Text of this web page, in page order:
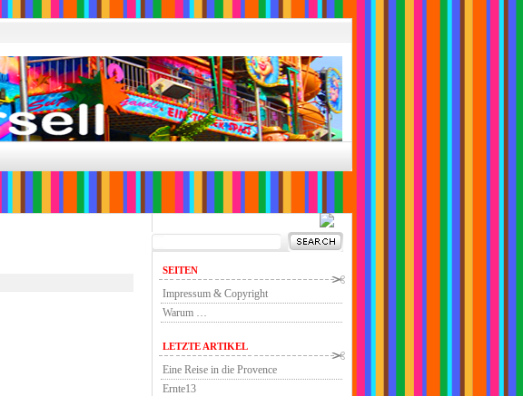
SEITEN
Impressum & Copyright
Warum …
LETZTE ARTIKEL
Eine Reise in die Provence
Ernte13